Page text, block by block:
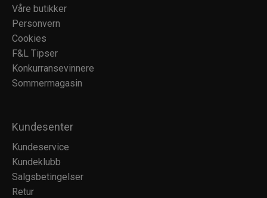
Våre butikker
Personvern
Cookies
F&L Tipser
Konkurransevinnere
Sommermagasin
Kundesenter
Kundeservice
Kundeklubb
Salgsbetingelser
Retur